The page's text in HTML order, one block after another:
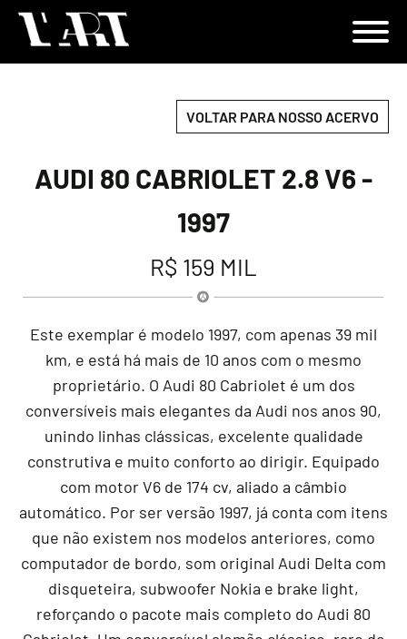
VOLTAR PARA NOSSO ACERVO
AUDI 80 CABRIOLET 2.8 V6 -
1997
R$ 159 MIL
Este exemplar é modelo 1997, com apenas 39 mil
km, e está há mais de 10 anos com o mesmo
proprietário. O Audi 80 Cabriolet é um dos
conversíveis mais elegantes da Audi nos anos 90,
unindo linhas clássicas, excelente qualidade
construtiva e muito conforto ao dirigir. Equipado
com motor V6 de 174 cv, aliado a câmbio
automático. Por ser versão 1997, já conta com itens
que não existem nos modelos anteriores, como
computador de bordo, som original Audi Delta com
disqueteira, subwoofer Nokia e brake light,
reforçando o pacote mais completo do Audi 80